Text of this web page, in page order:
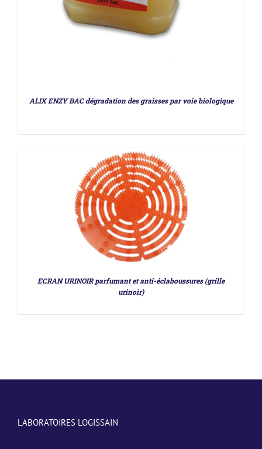
ALIX ENZY BAC dégradation des graisses par voie biologique
ECRAN URINOIR parfumant et anti-éclaboussures (grille
urinoir)
LABORATOIRES LOGISSAIN